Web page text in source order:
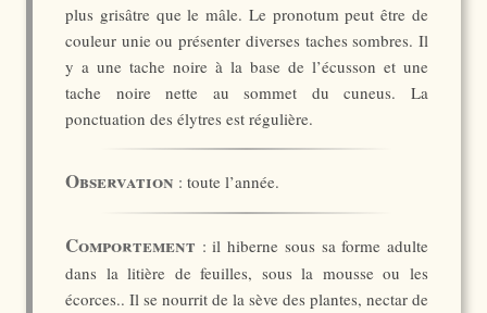
plus grisâtre que le mâle. Le pronotum peut être de
couleur unie ou présenter diverses taches sombres. Il
y a une tache noire à la base de l’écusson et une
tache noire nette au sommet du cuneus. La
ponctuation des élytres est régulière.
Observation : toute l’année.
Comportement : il hiberne sous sa forme adulte
dans la litière de feuilles, sous la mousse ou les
écorces.. Il se nourrit de la sève des plantes, nectar de